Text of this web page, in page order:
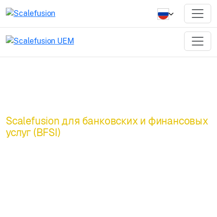
Scalefusion для банковских и финансовых
услуг (BFSI)